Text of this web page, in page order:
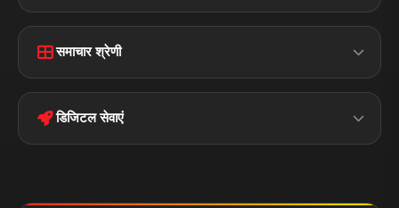
Disclaimer
Terms &
Privacy Policy
समाचार श्रेणी
पॉलिटिकल झारखण्ड
डिजिटल सेवाएं